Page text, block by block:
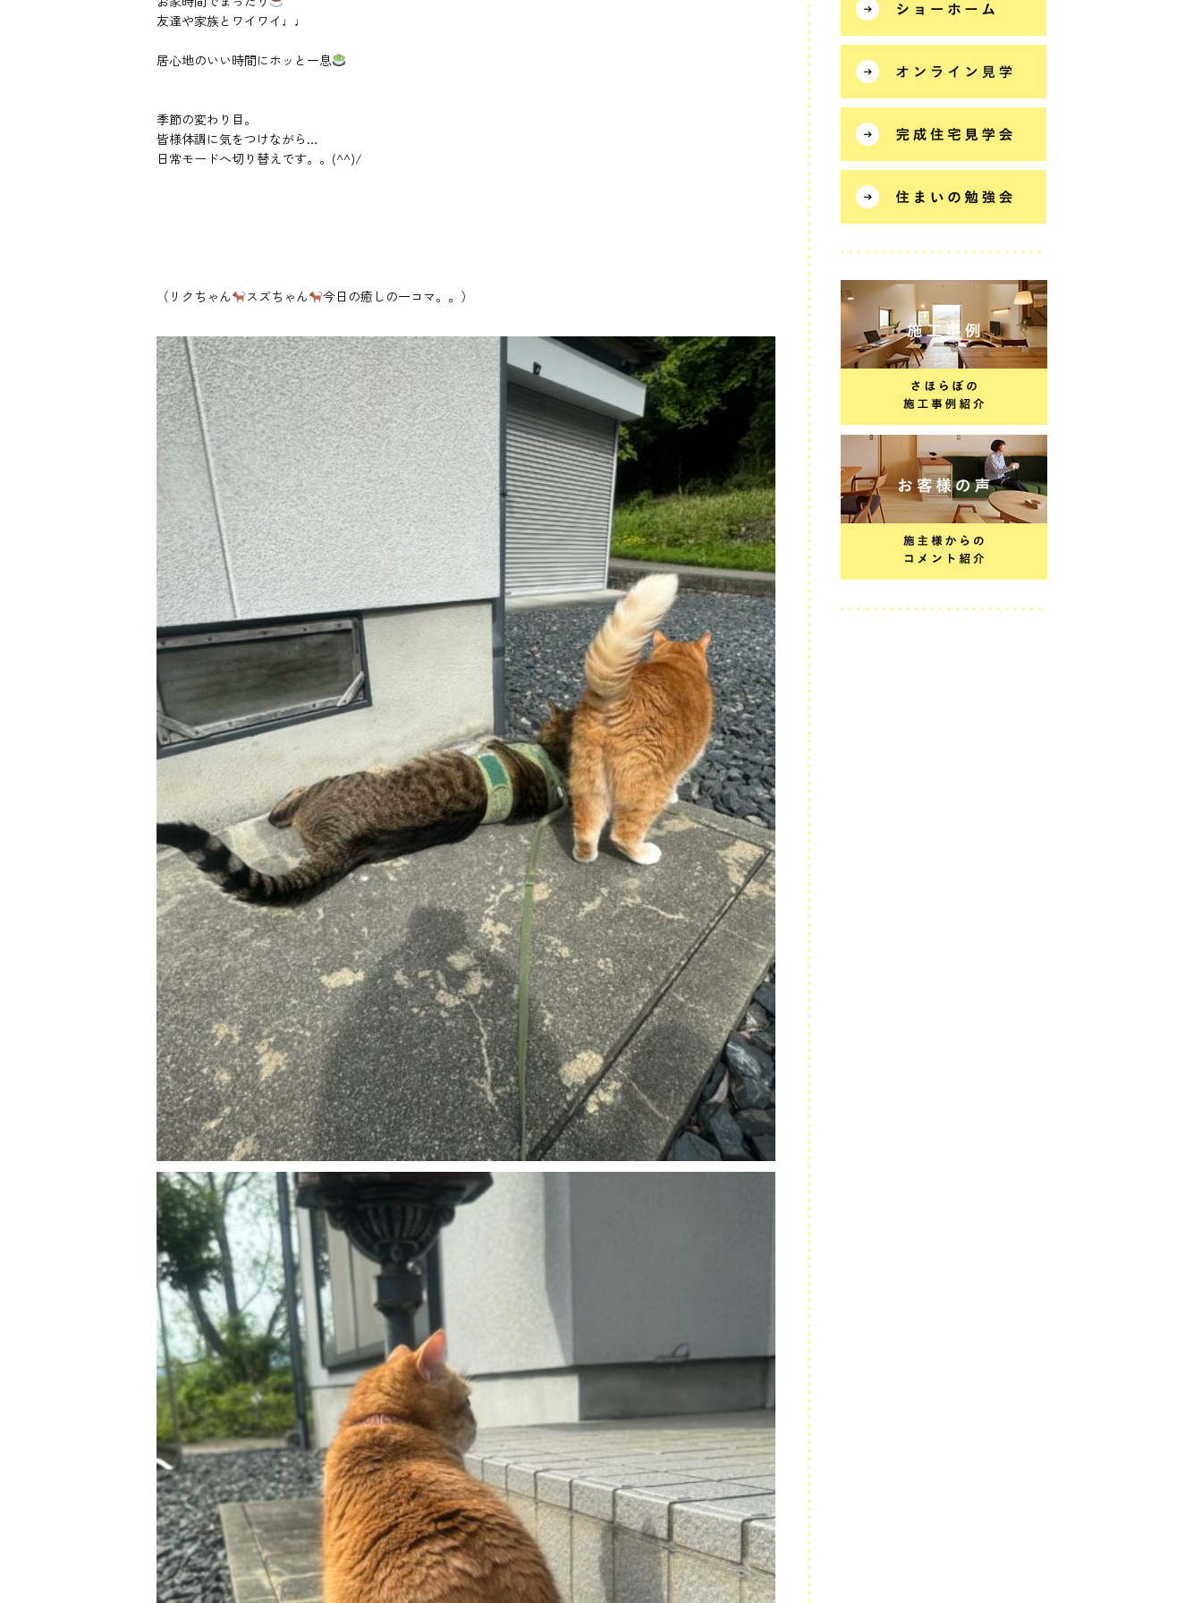
友達や家族とワイワイ♩♩
居心地のいい時間にホッと一息
季節の変わり目。
皆様体調に気をつけながら…
日常モードへ切り替えです。。(^^)/
（リクちゃん スズちゃん 今日の癒しの一コマ。。）